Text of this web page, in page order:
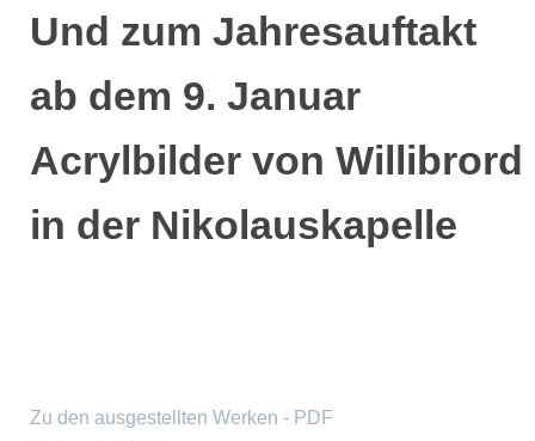
Und zum Jahresauftakt
ab dem 9. Januar
Acrylbilder von Willibrord
in der Nikolauskapelle
Zu den ausgestellten Werken - PDF